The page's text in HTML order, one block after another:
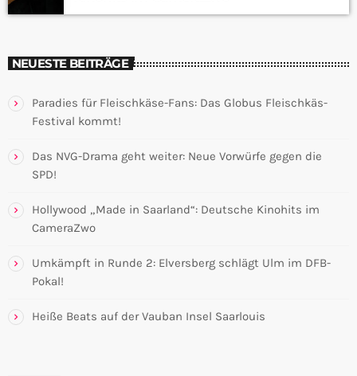
NEUESTE BEITRÄGE
Paradies für Fleischkäse-Fans: Das Globus Fleischkäs-
Festival kommt!
Das NVG-Drama geht weiter: Neue Vorwürfe gegen die
SPD!
Hollywood „Made in Saarland“: Deutsche Kinohits im
CameraZwo
Umkämpft in Runde 2: Elversberg schlägt Ulm im DFB-
Pokal!
Heiße Beats auf der Vauban Insel Saarlouis